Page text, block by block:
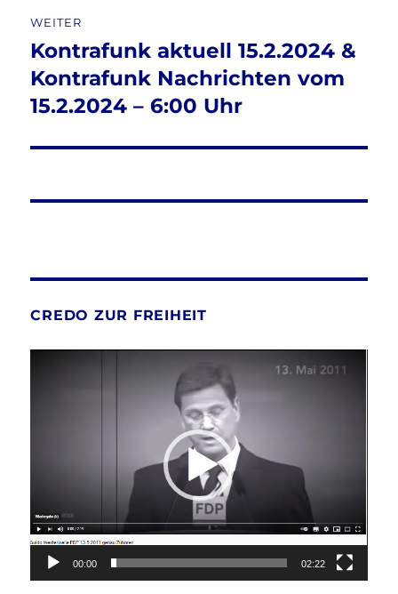
WEITER
Nächster
Beitrag:
Kontrafunk aktuell 15.2.2024 &
Kontrafunk Nachrichten vom
15.2.2024 – 6:00 Uhr
CREDO ZUR FREIHEIT
00:00 02:22